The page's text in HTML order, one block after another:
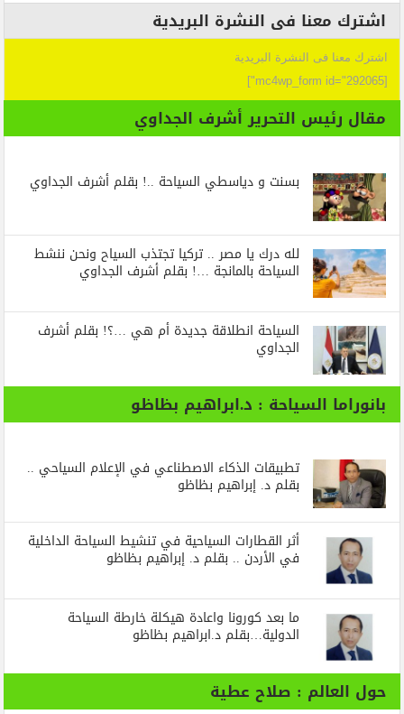
اشترك معنا فى النشرة البريدية
اشترك معنا فى النشرة البريدية
[mc4wp_form id="292065"]
مقال رئيس التحرير أشرف الجداوي
بسنت و دياسطي السياحة ..! بقلم أشرف الجداوي
لله درك يا مصر .. تركيا تجتذب السياح ونحن ننشط
السياحة بالمانجة …! بقلم أشرف الجداوي
السياحة انطلاقة جديدة أم هي …؟! بقلم أشرف
الجداوي
بانوراما السياحة : د.ابراهيم بظاظو
تطبيقات الذكاء الاصطناعي في الإعلام السياحي ..
بقلم د. إبراهيم بظاظو
أثر القطارات السياحية في تنشيط السياحة الداخلية
في الأردن .. بقلم د. إبراهيم بظاظو
ما بعد كورونا واعادة هيكلة خارطة السياحة
الدولية…بقلم د.ابراهيم بظاظو
حول العالم : صلاح عطية